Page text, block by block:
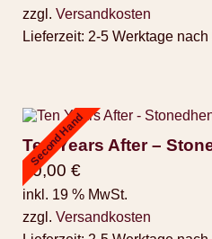
zzgl. Versandkosten
Lieferzeit: 2-5 Werktage
Second Hand
Ten Years After –
30,00 €
inkl. 19 % MwSt.
zzgl. Versandkosten